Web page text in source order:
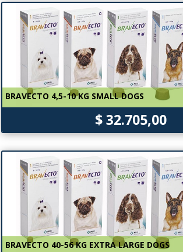
BRAVECTO 4,5-10 KG SMALL DOGS
$ 32.705,00
BRAVECTO 40-56 KG EXTRA LARGE DOGS